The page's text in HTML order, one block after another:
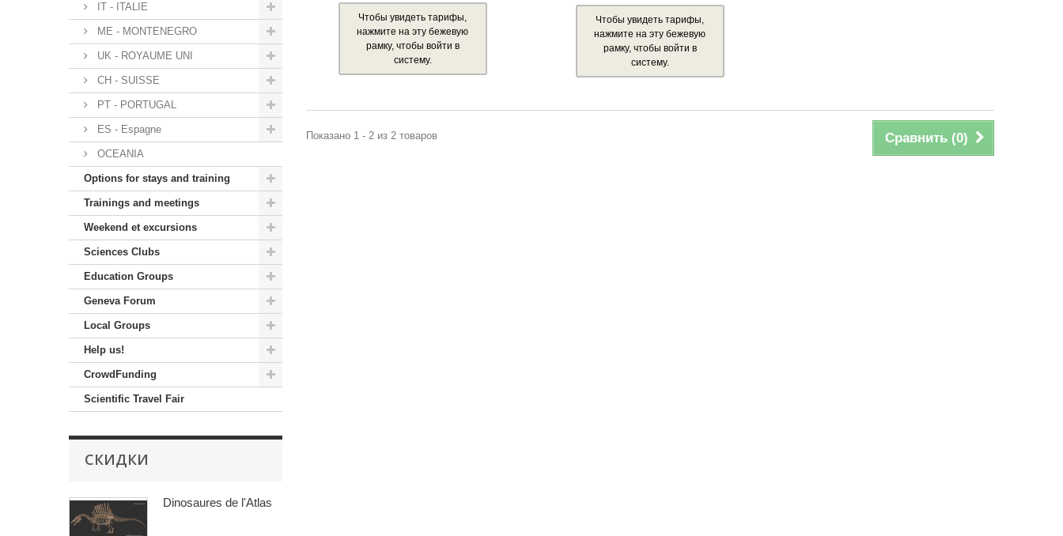
IT - ITALIE
ME - MONTENEGRO
UK - ROYAUME UNI
CH - SUISSE
PT - PORTUGAL
ES - Espagne
OCEANIA
Options for stays and training
Trainings and meetings
Weekend et excursions
Sciences Clubs
Education Groups
Geneva Forum
Local Groups
Help us!
CrowdFunding
Scientific Travel Fair
СКИДКИ
Dinosaures de l'Atlas
Чтобы увидеть тарифы,
нажмите на эту бежевую
рамку, чтобы войти в
систему.
Чтобы увидеть тарифы,
нажмите на эту бежевую
рамку, чтобы войти в
систему.
Сравнить (0)
Показано 1 - 2 из 2 товаров